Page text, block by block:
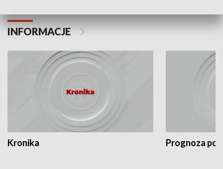
INFORMACJE
Kronika Prognoza